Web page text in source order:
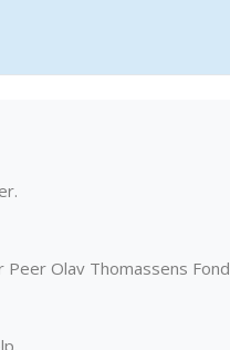
Olav Thomassens Fond